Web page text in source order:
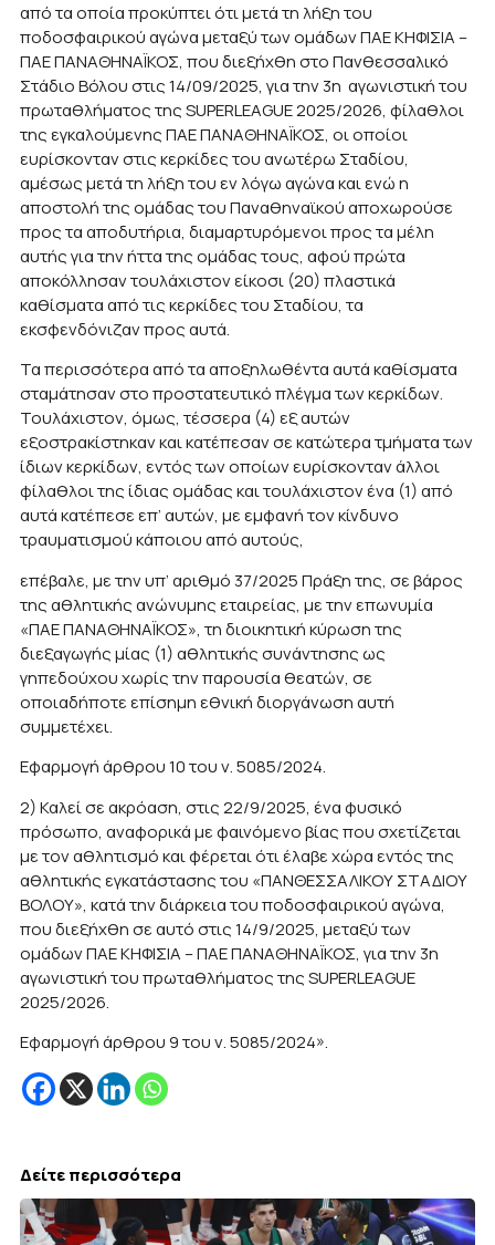
από τα οποία προκύπτει ότι μετά τη λήξη του
ποδοσφαιρικού αγώνα μεταξύ των ομάδων ΠΑΕ ΚΗΦΙΣΙΑ –
ΠΑΕ ΠΑΝΑΘΗΝΑΪΚΟΣ, που διεξήχθη στο Πανθεσσαλικό
Στάδιο Βόλου στις 14/09/2025, για την 3η αγωνιστική του
πρωταθλήματος της SUPERLEAGUE 2025/2026, φίλαθλοι
της εγκαλούμενης ΠΑΕ ΠΑΝΑΘΗΝΑΪΚΟΣ, οι οποίοι
ευρίσκονταν στις κερκίδες του ανωτέρω Σταδίου,
αμέσως μετά τη λήξη του εν λόγω αγώνα και ενώ η
αποστολή της ομάδας του Παναθηναϊκού αποχωρούσε
προς τα αποδυτήρια, διαμαρτυρόμενοι προς τα μέλη
αυτής για την ήττα της ομάδας τους, αφού πρώτα
αποκόλλησαν τουλάχιστον είκοσι (20) πλαστικά
καθίσματα από τις κερκίδες του Σταδίου, τα
εκσφενδόνιζαν προς αυτά.
Τα περισσότερα από τα αποξηλωθέντα αυτά καθίσματα
σταμάτησαν στο προστατευτικό πλέγμα των κερκίδων.
Τουλάχιστον, όμως, τέσσερα (4) εξ αυτών
εξοστρακίστηκαν και κατέπεσαν σε κατώτερα τμήματα των
ίδιων κερκίδων, εντός των οποίων ευρίσκονταν άλλοι
φίλαθλοι της ίδιας ομάδας και τουλάχιστον ένα (1) από
αυτά κατέπεσε επ’ αυτών, με εμφανή τον κίνδυνο
τραυματισμού κάποιου από αυτούς,
επέβαλε, με την υπ’ αριθμό 37/2025 Πράξη της, σε βάρος
της αθλητικής ανώνυμης εταιρείας, με την επωνυμία
«ΠΑΕ ΠΑΝΑΘΗΝΑΪΚΟΣ», τη διοικητική κύρωση της
διεξαγωγής μίας (1) αθλητικής συνάντησης ως
γηπεδούχου χωρίς την παρουσία θεατών, σε
οποιαδήποτε επίσημη εθνική διοργάνωση αυτή
συμμετέχει.
Εφαρμογή άρθρου 10 του ν. 5085/2024.
2) Καλεί σε ακρόαση, στις 22/9/2025, ένα φυσικό
πρόσωπο, αναφορικά με φαινόμενο βίας που σχετίζεται
με τον αθλητισμό και φέρεται ότι έλαβε χώρα εντός της
αθλητικής εγκατάστασης του «ΠΑΝΘΕΣΣΑΛΙΚΟΥ ΣΤΑΔΙΟΥ
ΒΟΛΟΥ», κατά την διάρκεια του ποδοσφαιρικού αγώνα,
που διεξήχθη σε αυτό στις 14/9/2025, μεταξύ των
ομάδων ΠΑΕ ΚΗΦΙΣΙΑ – ΠΑΕ ΠΑΝΑΘΗΝΑΪΚΟΣ, για την 3η
αγωνιστική του πρωταθλήματος της SUPERLEAGUE
2025/2026.
Εφαρμογή άρθρου 9 του ν. 5085/2024».
Δείτε περισσότερα